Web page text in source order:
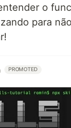
o
para
PROMOTED